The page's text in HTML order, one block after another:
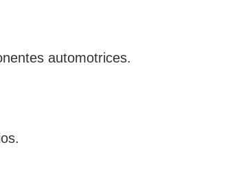
automotrices.